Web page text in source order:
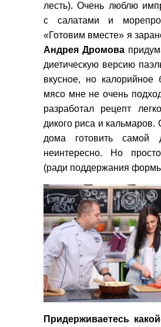
лесть). Очень люблю
с салатами и
«Готовим вместе» я
Андрея Дромова
диетическую версию
вкусное, но калорийное
мясо мне не очень
разработал рецепт
дикого риса и кальмаров.
дома готовить
неинтересно. Но
(ради поддержания
Придерживаетесь